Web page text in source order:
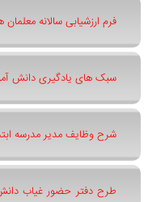
فرم ارزشیابی سالانه معلمان
سبک های یادگیری دانش
شرح وظایف مدیر مدرسه
طرح دفتر حضور غیاب